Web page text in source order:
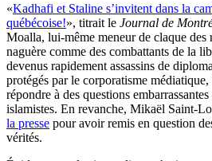
«Kadhafi et Staline s’invitent dans la
québécoise!», titrait le Journal de
Moalla, lui-même meneur de claque des
naguère comme des combattants de la
devenus rapidement assassins de
protégés par le corporatisme
répondre à des questions
islamistes. En revanche, Mikaël Saint-
la presse pour avoir remis en question
vérités.